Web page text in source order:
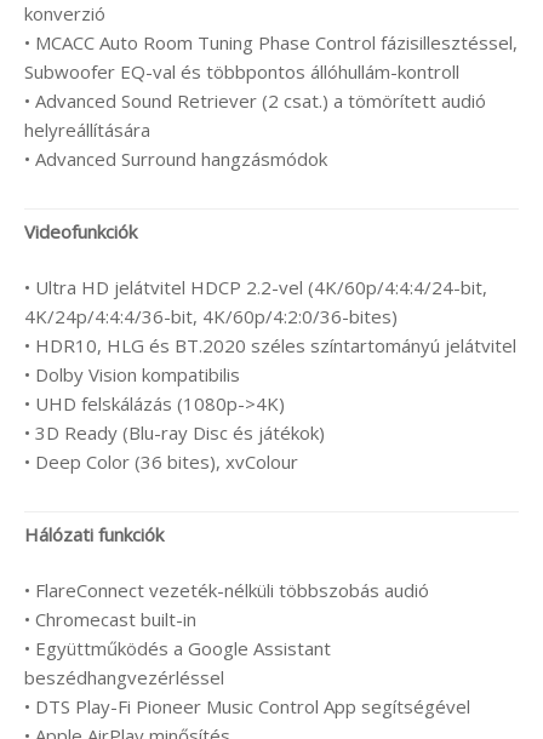
konverzió
• MCACC Auto Room Tuning Phase Control fázisillesztéssel,
Subwoofer EQ-val és többpontos állóhullám-kontroll
• Advanced Sound Retriever (2 csat.) a tömörített audió
helyreállítására
• Advanced Surround hangzásmódok
Videofunkciók
• Ultra HD jelátvitel HDCP 2.2-vel (4K/60p/4:4:4/24-bit,
4K/24p/4:4:4/36-bit, 4K/60p/4:2:0/36-bites)
• HDR10, HLG és BT.2020 széles színtartományú jelátvitel
• Dolby Vision kompatibilis
• UHD felskálázás (1080p->4K)
• 3D Ready (Blu-ray Disc és játékok)
• Deep Color (36 bites), xvColour
Hálózati funkciók
• FlareConnect vezeték-nélküli többszobás audió
• Chromecast built-in
• Együttműködés a Google Assistant
beszédhangvezérléssel
• DTS Play-Fi Pioneer Music Control App segítségével